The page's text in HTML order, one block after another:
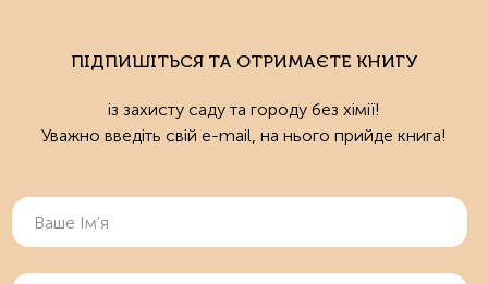
ПІДПИШІТЬСЯ ТА ОТРИМАЄТЕ КНИГУ
із захисту саду та городу без хімії!
Уважно введіть свій e-mail, на нього прийде книга!